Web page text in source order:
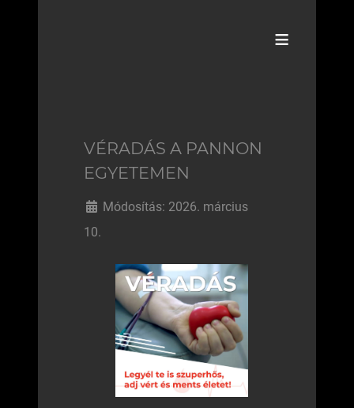
≡
VÉRADÁS A PANNON
EGYETEMEN
Módosítás: 2026. március
10.